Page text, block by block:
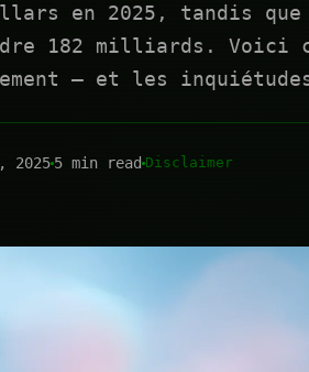
en 2025, tandis
182 milliards. Voici
— et les
20255 min read Disclaimer